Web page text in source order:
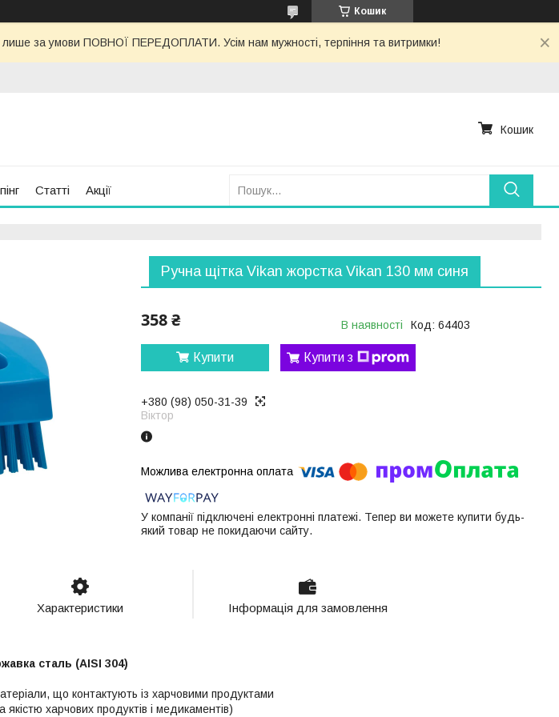
Кошик
за умови ПОВНОЇ ПЕРЕДОПЛАТИ. Усім нам мужності, терпіння та витримки!
Кошик
Статті Акції
Ручна щітка Vikan жорстка Vikan 130 мм синя
358 ₴ В наявності Код: 64403
Купити Купити з
+380 (98) 050-31-39
Віктор
У компанії підключені електронні платежі. Тепер ви можете купити будь-
який товар не покидаючи сайту.
Характеристики Інформація для замовлення
сталь (AISI 304)
що контактують із харчовими продуктами
харчових продуктів і медикаментів)